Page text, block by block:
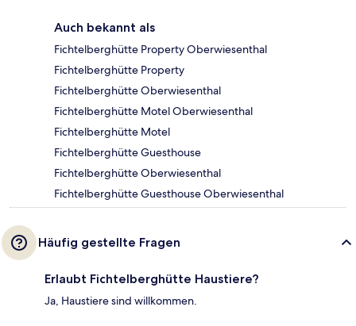
Auch bekannt als
Fichtelberghütte Property Oberwiesenthal
Fichtelberghütte Property
Fichtelberghütte Oberwiesenthal
Fichtelberghütte Motel Oberwiesenthal
Fichtelberghütte Motel
Fichtelberghütte Guesthouse
Fichtelberghütte Oberwiesenthal
Fichtelberghütte Guesthouse Oberwiesenthal
Häufig gestellte Fragen
Erlaubt Fichtelberghütte Haustiere?
Ja, Haustiere sind willkommen.